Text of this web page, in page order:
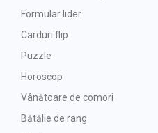
Formular lider
Carduri flip
Puzzle
Horoscop
Vânătoare de comori
Bătălie de rang